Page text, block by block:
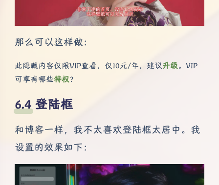
那么可以这样做：
此隐藏内容仅限VIP查看，仅10元/年，建议升级。VIP
可享有哪些特权？
登陆框
和博客一样，我不太喜欢登陆框太居中。我
设置的效果如下：